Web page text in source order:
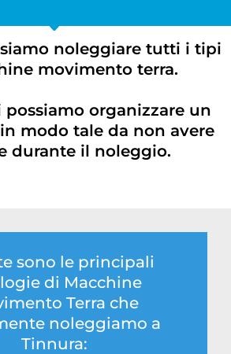
noleggiare tutti i tipi
movimento terra.
organizzare un
modo tale da non avere
durante il noleggio.
sono le principali
di Macchine
Terra che
noleggiamo a
Tinnura: